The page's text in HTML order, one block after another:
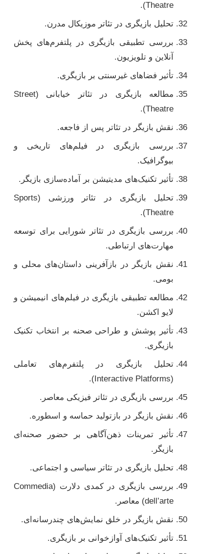
Theatre).
تحلیل بازیگری در تئاتر موزیکال مدرن.
بررسی تطبیقی بازیگری در پلتفرم‌های پخش
آنلاین و تلویزیون.
تأثیر فضاهای غیرسنتی بر بازیگری.
مطالعه بازیگری در تئاتر خیابانی (Street
Theatre).
نقش بازیگر در تئاتر پس از فاجعه.
بررسی بازیگری در فیلم‌های تاریخی و
بیوگرافیک.
تأثیر تکنیک‌های مدیتیشن بر آماده‌سازی بازیگر.
تحلیل بازیگری در تئاتر ورزشی (Sports
Theatre).
بررسی بازیگری در تئاتر شورایی برای توسعه
مهارت‌های ارتباطی.
نقش بازیگر در بازآفرینی داستان‌های محلی و
بومی.
مطالعه تطبیقی بازیگری در فیلم‌های انیمیشن و
لایو اکشن.
تأثیر پوشش و طراحی صحنه بر انتخاب تکنیک
بازیگری.
تحلیل بازیگری در پلتفرم‌های تعاملی
(Interactive Platforms).
بررسی بازیگری در تئاتر فیزیکی معاصر.
نقش بازیگر در بازتولید حماسه و اسطوره.
تأثیر تمرینات ذهن‌آگاهی بر حضور صحنه‌ای
بازیگر.
تحلیل بازیگری در تئاتر سیاسی و اجتماعی.
بررسی بازیگری در کمدی دلارت (Commedia
dell’arte) معاصر.
نقش بازیگر در خلق نمایش‌های چندرسانه‌ای.
تأثیر تکنیک‌های آوازخوانی بر بازیگری.